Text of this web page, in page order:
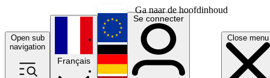
Ga naar de hoofdinhoud
Open sub
navigation
Close menu
Français
English
Deutsch
Se connecter